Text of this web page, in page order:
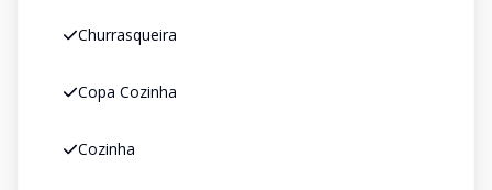
Churrasqueira
Copa Cozinha
Cozinha